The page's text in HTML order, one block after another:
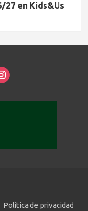
27 en Kids&Us
Política de privacidad